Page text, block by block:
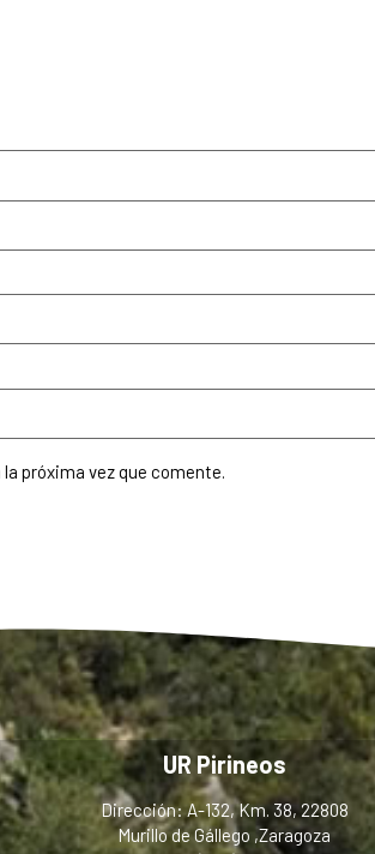
próxima vez que comente.
UR Pirineos
Dirección: A-132, Km. 38, 22808
Murillo de Gállego ,Zaragoza